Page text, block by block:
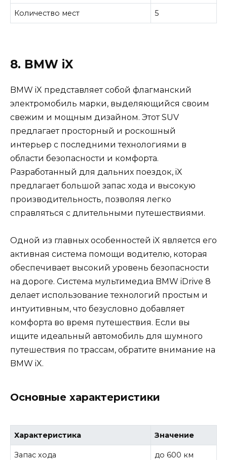
Количество мест 5
8. BMW iX
BMW iX представляет собой флагманский
электромобиль марки, выделяющийся своим
свежим и мощным дизайном. Этот SUV
предлагает просторный и роскошный
интерьер с последними технологиями в
области безопасности и комфорта.
Разработанный для дальних поездок, iX
предлагает большой запас хода и высокую
производительность, позволяя легко
справляться с длительными путешествиями.
Одной из главных особенностей iX является его
активная система помощи водителю, которая
обеспечивает высокий уровень безопасности
на дороге. Система мультимедиа BMW iDrive 8
делает использование технологий простым и
интуитивным, что безусловно добавляет
комфорта во время путешествия. Если вы
ищите идеальный автомобиль для шумного
путешествия по трассам, обратите внимание на
BMW iX.
Основные характеристики
Характеристика Значение
Запас хода до 600 км